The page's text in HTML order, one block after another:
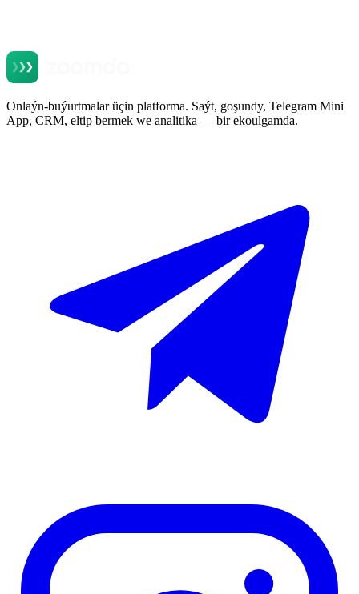
Onlaýn-buýurtmalar üçin platforma. Saýt, goşundy, Telegram Mini
App, CRM, eltip bermek we analitika — bir ekoulgamda.